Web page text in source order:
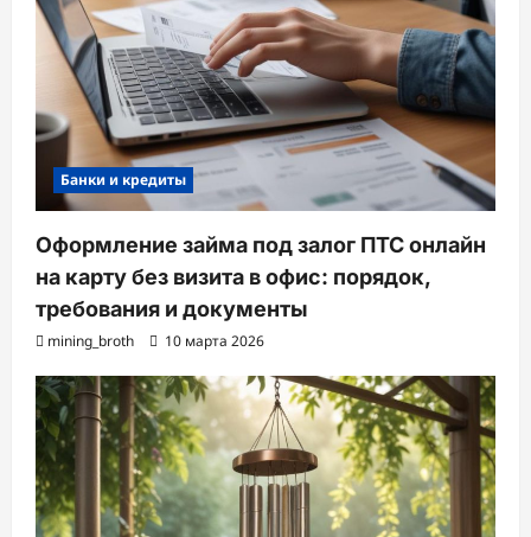
Банки и кредиты
Оформление займа под залог ПТС онлайн
на карту без визита в офис: порядок,
требования и документы
mining_broth 10 марта 2026